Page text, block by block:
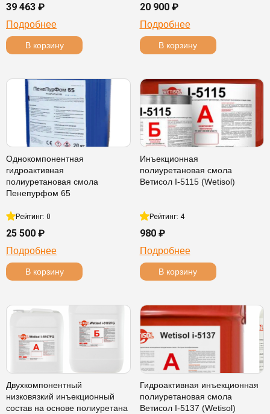
39 463 ₽
Подробнее
В корзину
20 900 ₽
Подробнее
В корзину
Однокомпонентная
гидроактивная
полиуретановая смола
Пенепурфом 65
Рейтинг: 0
25 500 ₽
Подробнее
В корзину
Инъекционная
полиуретановая смола
Ветисол I-5115 (Wetisol)
Рейтинг: 4
980 ₽
Подробнее
В корзину
Двухкомпонентный
низковязкий инъекционный
состав на основе полиуретана
Гидроактивная инъекционная
полиуретановая смола
Ветисол I-5137 (Wetisol)